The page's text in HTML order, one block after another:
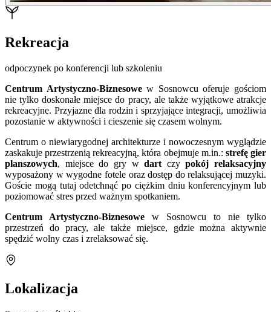
Rekreacja
odpoczynek po konferencji lub szkoleniu
Centrum Artystyczno-Biznesowew Sosnowcu oferuje gościom
nie tylko doskonałe miejsce do pracy, ale także wyjątkowe atrakcje
rekreacyjne. Przyjazne dla rodzin i sprzyjające integracji, umożliwia
pozostanie w aktywności i cieszenie się czasem wolnym.
Centrum o niewiarygodnej architekturze i nowoczesnym wyglądzie
zaskakuje przestrzenią rekreacyjną, która obejmuje m.in.: strefę gier
planszowych, miejsce do gry wdart czypokój relaksacyjny
wyposażony w wygodne fotele oraz dostęp do relaksującej muzyki.
Goście mogą tutaj odetchnąć po ciężkim dniu konferencyjnym lub
poziomować stres przed ważnym spotkaniem.
Centrum Artystyczno-Biznesowe w Sosnowcu to nie tylko
przestrzeń do pracy, ale także miejsce, gdzie można aktywnie
spędzić wolny czas i zrelaksować się.
Lokalizacja